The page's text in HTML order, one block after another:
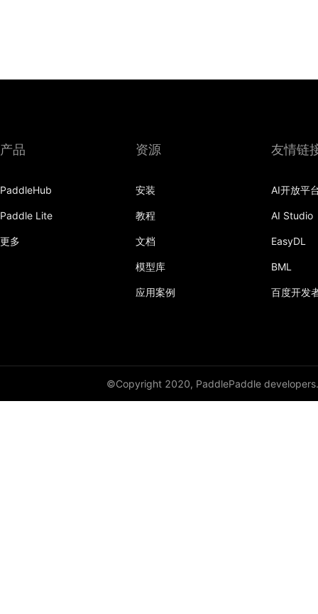
产品
PaddleHub
Paddle Lite
更多
资源
安装
教程
文档
模型库
应用案例
友情链
AI开放平
AI Studio
EasyDL
BML
百度开发
©Copyright 2020, PaddlePaddle developers.